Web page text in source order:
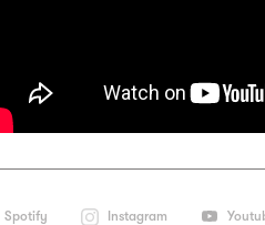
Spotify Instagram